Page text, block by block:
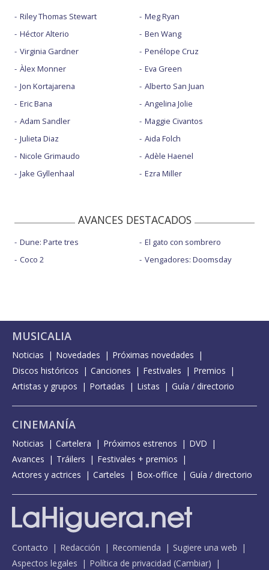
Riley Thomas Stewart
Héctor Alterio
Virginia Gardner
Àlex Monner
Jon Kortajarena
Eric Bana
Adam Sandler
Julieta Diaz
Nicole Grimaudo
Jake Gyllenhaal
Meg Ryan
Ben Wang
Penélope Cruz
Eva Green
Alberto San Juan
Angelina Jolie
Maggie Civantos
Aida Folch
Adèle Haenel
Ezra Miller
AVANCES DESTACADOS
Dune: Parte tres
Coco 2
El gato con sombrero
Vengadores: Doomsday
MUSICALIA
Noticias Novedades
Próximas novedades
Discos históricos
Canciones Festivales
Premios
Artistas y grupos
Portadas Listas Guía / directorio
CINEMANÍA
Noticias Cartelera Próximos estrenos
DVD
Avances
Tráilers
Festivales + premios
Actores y actrices
Carteles Box-office Guía / directorio
Contacto Redacción Recomienda
Sugiere una web
Aspectos legales
Política de privacidad (Cambiar)